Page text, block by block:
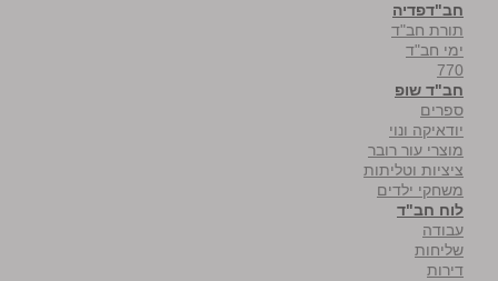
חב"דפדיה
תורת חב"ד
ימי חב"ד
770
חב"ד שופ
ספרים
יודאיקה ונוי
מוצרי עור רובר
ציציות וטליתות
משחקי ילדים
לוח חב"ד
עבודה
שליחות
דירות